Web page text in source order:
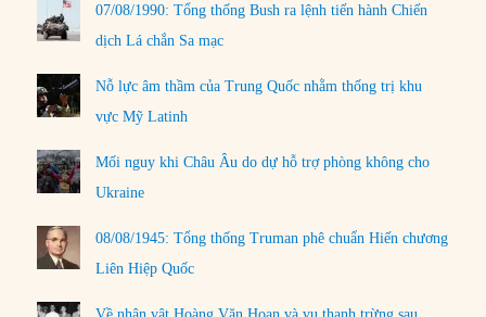
07/08/1990: Tổng thống Bush ra lệnh tiến hành Chiến
dịch Lá chắn Sa mạc
Nỗ lực âm thầm của Trung Quốc nhằm thống trị khu
vực Mỹ Latinh
Mối nguy khi Châu Âu do dự hỗ trợ phòng không cho
Ukraine
08/08/1945: Tổng thống Truman phê chuẩn Hiến chương
Liên Hiệp Quốc